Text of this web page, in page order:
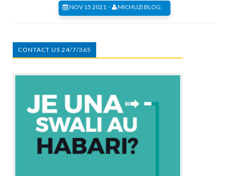
NOV 15 2021 - MICHUZI BLOG
CONTACT US 24/7/365